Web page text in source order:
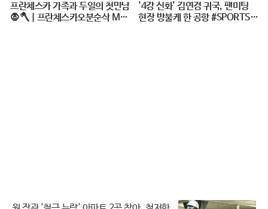
프란체스카 가족과 두일의 첫만남
🧛🪓 | 프란체스카오분순삭 MB
'4강 신화' 김연경 귀국, 팬미팅
현장 방불케 한 공항 #SPORTSTI